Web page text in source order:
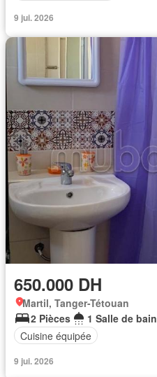
9 jui. 2026
650.000 DH
Martil, Tanger-Tétouan
2 Pièces
1 Salle de bain
Cuisine équipée
9 jui. 2026